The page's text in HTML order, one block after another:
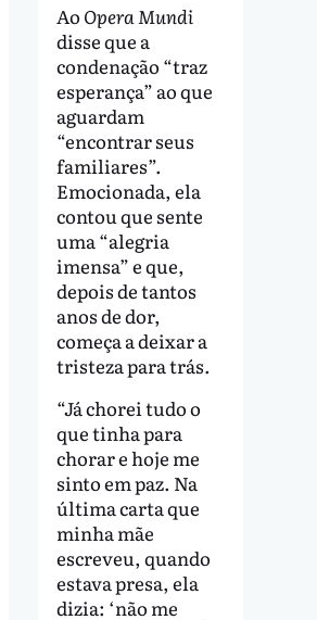
Ao Opera Mundi
disse que a
condenação “traz
esperança” ao que
aguardam
“encontrar seus
familiares”.
Emocionada, ela
contou que sente
uma “alegria
imensa” e que,
depois de tantos
anos de dor,
começa a deixar a
tristeza para trás.
“Já chorei tudo o
que tinha para
chorar e hoje me
sinto em paz. Na
última carta que
minha mãe
escreveu, quando
estava presa, ela
dizia: ‘não me